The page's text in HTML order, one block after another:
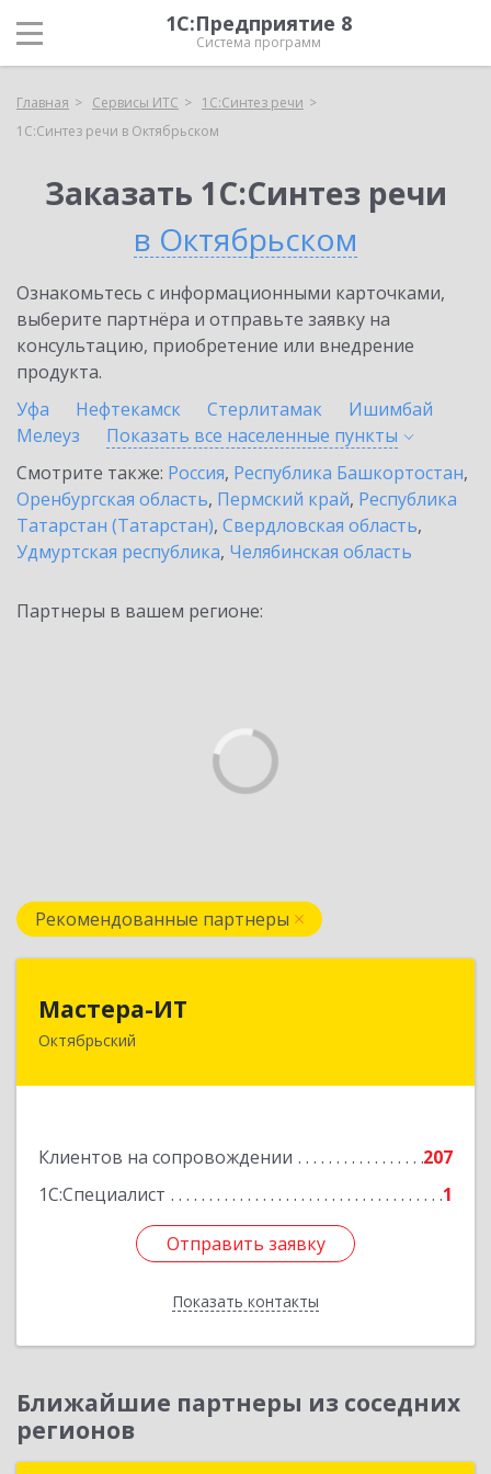
1С:Предприятие 8
Система программ
Главная Сервисы ИТС
1С:Синтез речи
1С:Синтез речи в Октябрьском
Заказать 1С:Синтез речи
в Октябрьском
Ознакомьтесь с информационными карточками,
выберите партнёра и отправьте заявку на
консультацию, приобретение или внедрение
продукта.
Уфа
Нефтекамск Стерлитамак
Ишимбай
Мелеуз
Показать все населенные пункты
Смотрите также: Россия, Республика Башкортостан,
Оренбургская область, Пермский край, Республика
Татарстан (Татарстан), Свердловская область,
Удмуртская республика, Челябинская область
Партнеры в вашем регионе:
Рекомендованные партнеры
Мастера-ИТ
Октябрьский
Клиентов на сопровождении
207
1С:Специалист
1
Отправить заявку
Показать контакты
452607, Башкортостан Респ, Октябрьский г,
Отправить заявку
Назад
Ближайшие партнеры из соседних
регионов